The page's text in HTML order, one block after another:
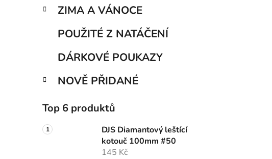
ZIMA A VÁNOCE
POUŽITÉ Z NATÁČENÍ
DÁRKOVÉ POUKAZY
NOVĚ PŘIDANÉ
Top 6 produktů
DJS Diamantový leštící
kotouč 100mm #50
145 Kč